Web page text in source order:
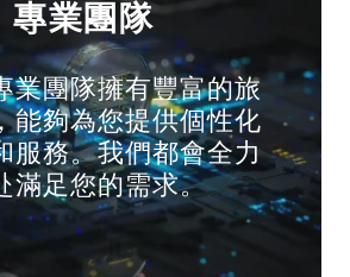
專業團隊
業團隊擁有豐富的旅
能夠為您提供個性化
服務。我們都會全力
滿足您的需求。